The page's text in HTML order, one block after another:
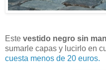
Este vestido negro sin
sumarle capas y lucirlo en
cuesta menos de 20 euros.